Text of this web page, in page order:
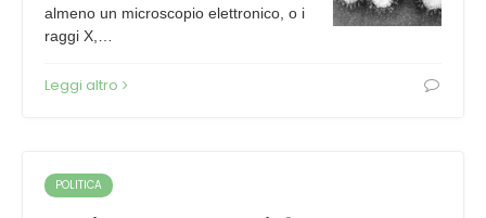
almeno un microscopio elettronico, o i
raggi X,…
Leggi altro
POLITICA